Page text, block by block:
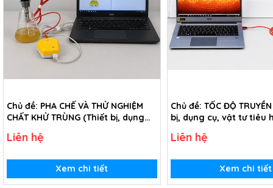
Chủ đề: PHA CHẾ VÀ THỬ NGHIỆM
CHẤT KHỬ TRÙNG (Thiết bị, dụng
và thử nghiệm chất khử trùng -
Liên hệ
Xem chi tiết
Chủ đề: TỐC ĐỘ
bị, dụng cụ, vật tư tiêu
Liên hệ
Xem chi tiết